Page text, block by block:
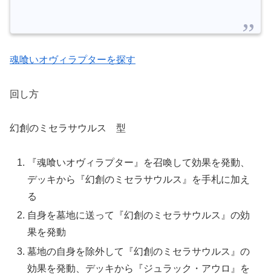
魂喰いオヴィラプターを探す
回し方
幻創のミセラサウルス 型
『魂喰いオヴィラプター』を召喚して効果を発動、
デッキから『幻創のミセラサウルス』を手札に加え
る
自身を墓地に送って『幻創のミセラサウルス』の効
果を発動
墓地の自身を除外して『幻創のミセラサウルス』の
効果を発動、デッキから『ジュラック・アウロ』を